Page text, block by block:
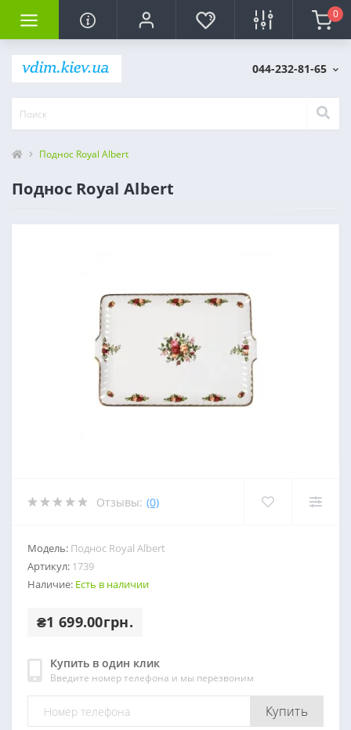
0
044-232-81-65
Поднос Royal Albert
Поднос Royal Albert
Отзывы: (0)
Модель: Поднос Royal Albert
Артикул: 1739
Наличие: Есть в наличии
₴1 699.00грн.
Купить в один клик
Введите номер телефона и мы перезвоним
Купить